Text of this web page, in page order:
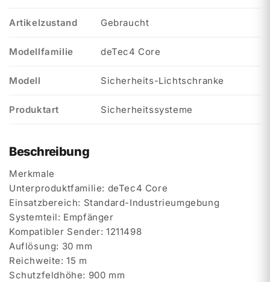
Artikelzustand Gebraucht
Modellfamilie deTec4 Core
Modell Sicherheits-Lichtschranke
Produktart Sicherheitssysteme
Beschreibung
Merkmale
Unterproduktfamilie: deTec4 Core
Einsatzbereich: Standard-Industrieumgebung
Systemteil: Empfänger
Kompatibler Sender: 1211498
Auflösung: 30 mm
Reichweite: 15 m
Schutzfeldhöhe: 900 mm